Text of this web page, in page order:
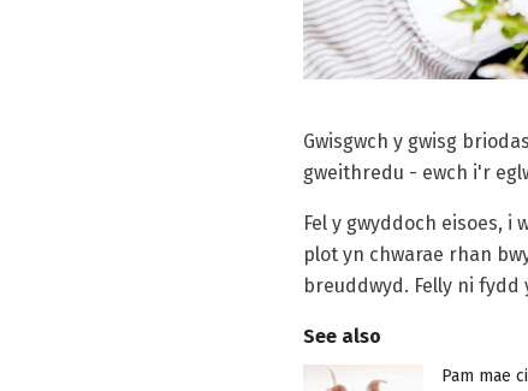
Gwisgwch y gwisg
gweithredu - ewch i'r
Fel y gwyddoch eisoes,
plot yn chwarae rhan
breuddwyd. Felly ni
See also
Pam mae